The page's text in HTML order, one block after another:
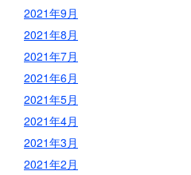
2021年9月
2021年8月
2021年7月
2021年6月
2021年5月
2021年4月
2021年3月
2021年2月